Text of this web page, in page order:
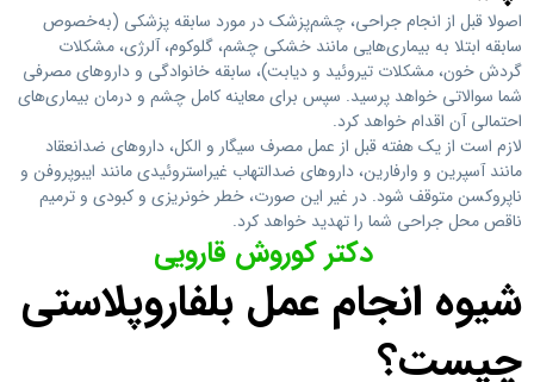
اصولا قبل از انجام جراحی، چشم‌پزشک در مورد سابقه پزشکی (به‌خصوص
سابقه ابتلا به بیماری‌هایی مانند خشکی چشم، گلوکوم، آلرژی، مشکلات
گردش خون، مشکلات تیروئید و دیابت)، سابقه خانوادگی و داروهای مصرفی
شما سوالاتی خواهد پرسید. سپس برای معاینه کامل چشم و درمان بیماری‌های
احتمالی آن اقدام خواهد کرد.
لازم است از یک هفته قبل از عمل مصرف سیگار و الکل، داروهای ضدانعقاد
مانند آسپرین و وارفارین، داروهای ضدالتهاب غیراستروئیدی مانند ایبوپروفن و
ناپروکسن متوقف شود. در غیر این صورت، خطر خونریزی و کبودی و ترمیم
ناقص محل جراحی شما را تهدید خواهد کرد.
دکتر کوروش قارویی
شیوه انجام عمل بلفاروپلاستی
چیست؟